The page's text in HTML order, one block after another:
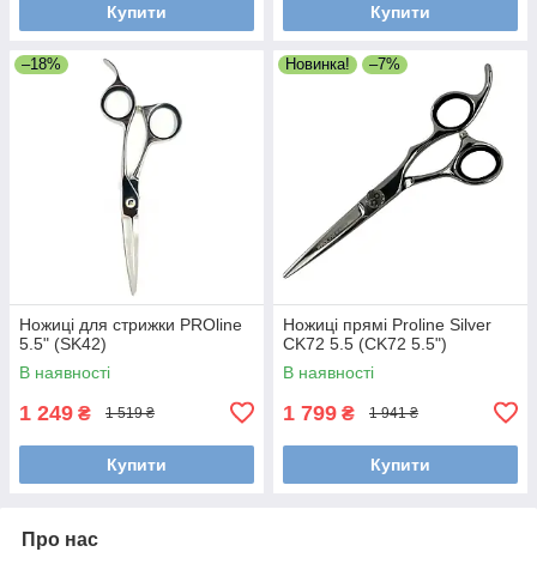
Купити Купити
–18%
Ножиці для стрижки PROline
5.5" (SK42)
В наявності
1 249 ₴ 1 519 ₴
Купити
Новинка! –7%
Ножиці прямі Proline Silver
CK72 5.5 (CK72 5.5")
В наявності
1 799 ₴ 1 941 ₴
Купити
Про нас